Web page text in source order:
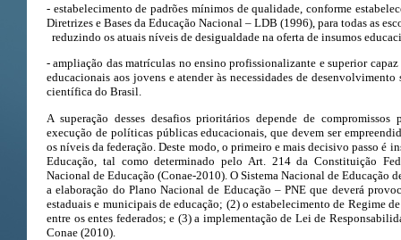
- estabelecimento de padrões mínimos de qualidade, conforme
Diretrizes e Bases da Educação Nacional – LDB (1996), para todas as
reduzindo os atuais níveis de desigualdade na oferta de insumos
- ampliação das matrículas no ensino profissionalizante e superior
educacionais aos jovens e atender às necessidades de
científica do Brasil.
A superação desses desafios prioritários depende de
execução de políticas públicas educacionais, que devem ser
os níveis da federação. Deste modo, o primeiro e mais decisivo passo é
Educação, tal como determinado pelo Art. 214 da Constituição
Nacional de Educação (Conae-2010). O Sistema Nacional de Educação
a elaboração do Plano Nacional de Educação – PNE que deverá
estaduais e municipais de educação; (2) o estabelecimento de Regime
entre os entes federados; e (3) a implementação de Lei de
Conae (2010).